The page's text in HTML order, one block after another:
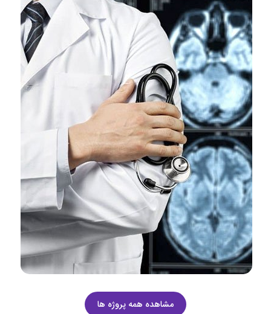
مشاهده همه پروژه ها